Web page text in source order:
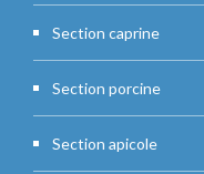
Section caprine
Section porcine
Section apicole